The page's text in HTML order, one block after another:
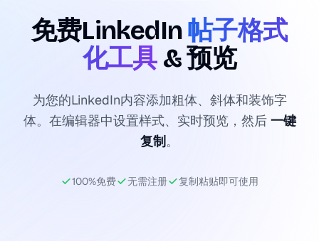
免费LinkedIn帖子格式
化工具 & 预览
为您的LinkedIn内容添加粗体、斜体和装饰字
体。在编辑器中设置样式、实时预览，然后 一键
复制 。
100%免费 无需注册 复制粘贴即可使用